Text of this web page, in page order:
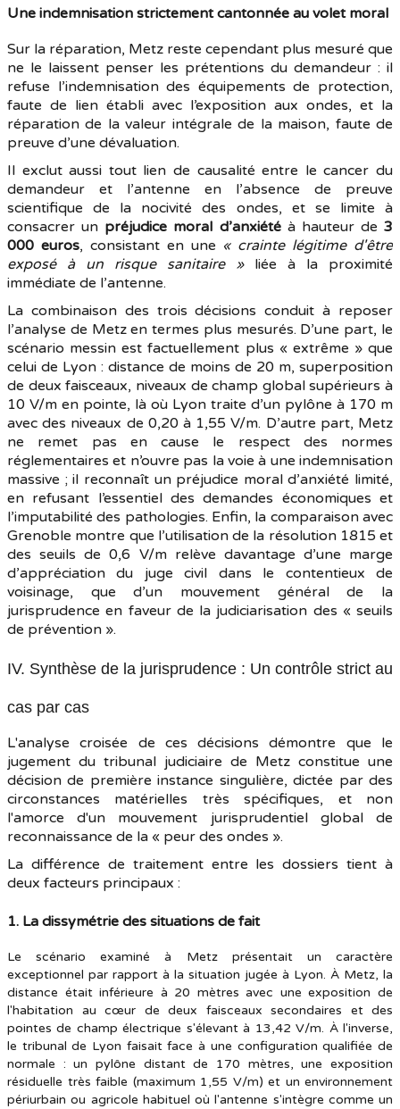
Une indemnisation strictement cantonnée au volet moral
Sur la réparation, Metz reste cependant plus mesuré que
ne le laissent penser les prétentions du demandeur : il
refuse l’indemnisation des équipements de protection,
faute de lien établi avec l’exposition aux ondes, et la
réparation de la valeur intégrale de la maison, faute de
preuve d’une dévaluation.
Il exclut aussi tout lien de causalité entre le cancer du
demandeur et l’antenne en l’absence de preuve
scientifique de la nocivité des ondes, et se limite à
consacrer un préjudice moral d’anxiétéà hauteur de 3
000 euros, consistant en une « crainte légitime d'être
exposé à un risque sanitaire »liée à la proximité
immédiate de l’antenne.
La combinaison des trois décisions conduit à reposer
l’analyse de Metz en termes plus mesurés. D’une part, le
scénario messin est factuellement plus « extrême » que
celui de Lyon : distance de moins de 20 m, superposition
de deux faisceaux, niveaux de champ global supérieurs à
10 V/m en pointe, là où Lyon traite d’un pylône à 170 m
avec des niveaux de 0,20 à 1,55 V/m. D’autre part, Metz
ne remet pas en cause le respect des normes
réglementaires et n’ouvre pas la voie à une indemnisation
massive ; il reconnaît un préjudice moral d’anxiété limité,
en refusant l’essentiel des demandes économiques et
l’imputabilité des pathologies. Enfin, la comparaison avec
Grenoble montre que l’utilisation de la résolution 1815 et
des seuils de 0,6 V/m relève davantage d’une marge
d’appréciation du juge civil dans le contentieux de
voisinage, que d’un mouvement général de la
jurisprudence en faveur de la judiciarisation des « seuils
de prévention ».
IV. Synthèse de la jurisprudence : Un contrôle strict au
cas par cas
L'analyse croisée de ces décisions démontre que le
jugement du tribunal judiciaire de Metz constitue une
décision de première instance singulière, dictée par des
circonstances matérielles très spécifiques, et non
l'amorce d'un mouvement jurisprudentiel global de
reconnaissance de la « peur des ondes ».
La différence de traitement entre les dossiers tient à
deux facteurs principaux :
1. La dissymétrie des situations de fait
Le scénario examiné à Metz présentait un caractère
exceptionnel par rapport à la situation jugée à Lyon. À Metz, la
distance était inférieure à 20 mètres avec une exposition de
l'habitation au cœur de deux faisceaux secondaires et des
pointes de champ électrique s'élevant à 13,42 V/m. À l'inverse,
le tribunal de Lyon faisait face à une configuration qualifiée de
normale : un pylône distant de 170 mètres, une exposition
résiduelle très faible (maximum 1,55 V/m) et un environnement
périurbain ou agricole habituel où l'antenne s'intègre comme un